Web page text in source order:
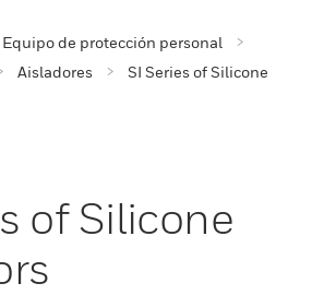
Equipo de protección personal
Aisladores
SI Series of Silicone
of Silicone